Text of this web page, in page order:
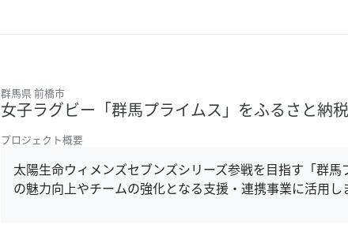
群馬県 前橋市
女子ラグビー「群馬プライムス」をふるさと納
プロジェクト概要
太陽生命ウィメンズセブンズシリーズ参戦を目指す「群
の魅力向上やチームの強化となる支援・連携事業に活用し